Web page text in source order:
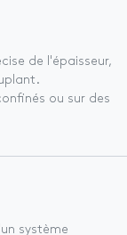
de l'épaisseur,
ou sur des
système